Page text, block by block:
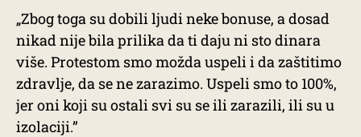
„Zbog toga su dobili ljudi neke bonuse, a dosad
nikad nije bila prilika da ti daju ni sto dinara
više. Protestom smo možda uspeli i da zaštitimo
zdravlje, da se ne zarazimo. Uspeli smo to 100%,
jer oni koji su ostali svi su se ili zarazili, ili su u
izolaciji.”